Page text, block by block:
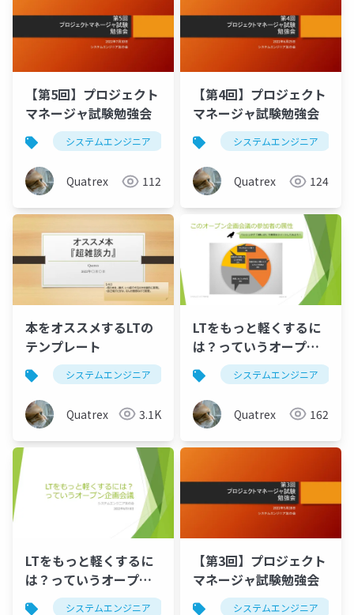
【第5回】プロジェクト
マネージャ試験勉強会
システムエンジニア 情報処理技術者試験 プロジ
Quatrex 112
【第4回】プロジェクト
マネージャ試験勉強会
システムエンジニア
Quatrex 124
本をオススメするLTの
テンプレート
システムエンジニア lt 読書
Quatrex 3.1K
LTをもっと軽くするに
は？っていうオープン
企画会議：事前のアン
ケート結果
システムエンジニア
Quatrex 162
LTをもっと軽くするに
は？っていうオープン
企画会議システムエンジニア lt
【第3回】プロジェクト
マネージャ試験勉強会
システムエンジニア